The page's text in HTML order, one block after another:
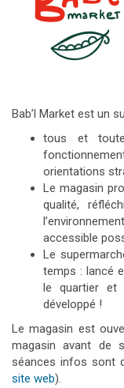
Bab’l Market est un
tous et
orientations
Le magasin
qualité,
accessible
Le
temps : lancé
le quartier et
développé !
Le magasin est
magasin avant de
séances infos sont
site web).